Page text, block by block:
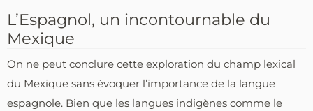
L’Espagnol, un incontournable du
Mexique
On ne peut conclure cette exploration du champ lexical
du Mexique sans évoquer l’importance de la langue
espagnole. Bien que les langues indigènes comme le